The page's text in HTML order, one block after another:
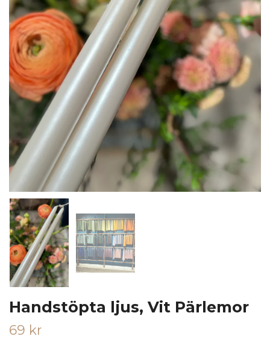
Handstöpta ljus, Vit Pärlemor
69 kr